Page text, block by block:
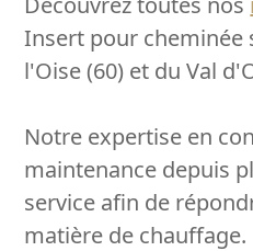
Insert pour cheminée
l'Oise (60) et du Val
Notre expertise en
maintenance depuis
service afin de
matière de chauffage.